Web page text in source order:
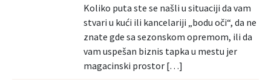
Koliko puta ste se našli u situaciji da vam
stvari u kući ili kancelariji „bodu oči“, da ne
znate gde sa sezonskom opremom, ili da
vam uspešan biznis tapka u mestu jer
magacinski prostor […]